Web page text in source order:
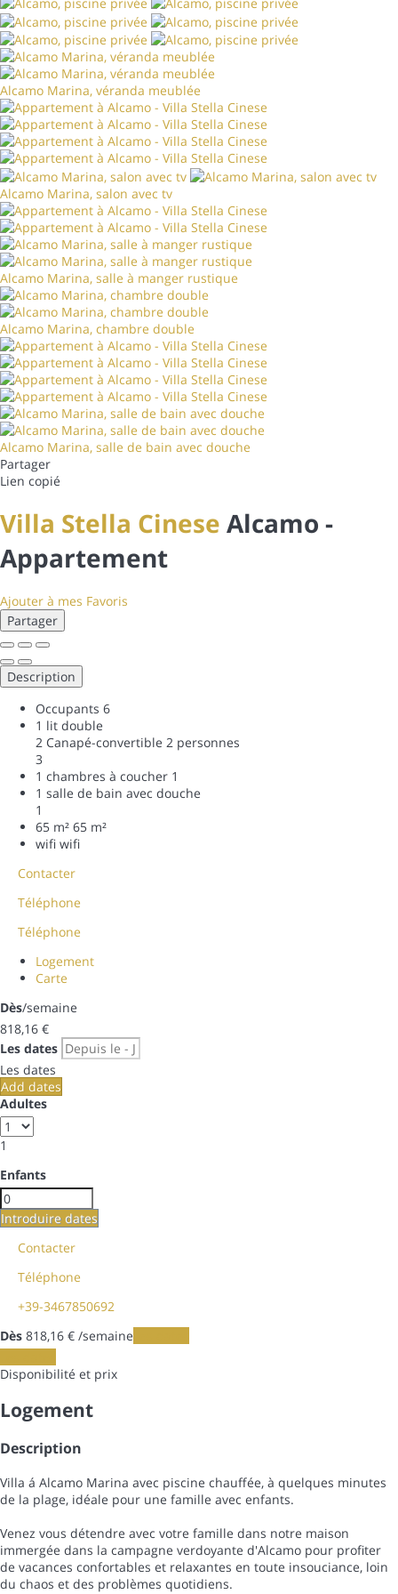
Alcamo Marina, véranda meublée
Alcamo Marina, salon avec tv
Alcamo Marina, salle à manger rustique
Alcamo Marina, chambre double
Alcamo Marina, salle de bain avec douche
Partager
Lien copié
Villa Stella Cinese Alcamo -
Appartement
Ajouter à mes Favoris
Partager
Description
Occupants 6
1 lit double
2 Canapé-convertible 2 personnes
3
1 chambres à coucher 1
1 salle de bain avec douche
1
65 m² 65 m²
wifi wifi
Contacter
Téléphone
Téléphone
Logement
Carte
Dès/semaine
818,16 €
Les dates
Les dates
Add dates
Adultes
1
Enfants
Introduire dates
Contacter
Téléphone
+39-3467850692
Dès 818,16 € /semaine
Disponibilité et prix
Logement
Description
Villa á Alcamo Marina avec piscine chauffée, à quelques minutes
de la plage, idéale pour une famille avec enfants.
Venez vous détendre avec votre famille dans notre maison
immergée dans la campagne verdoyante d'Alcamo pour profiter
de vacances confortables et relaxantes en toute insouciance, loin
du chaos et des problèmes quotidiens.